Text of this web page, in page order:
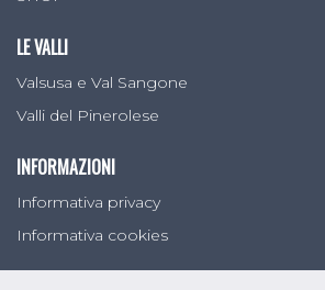
LE VALLI
Valsusa e Val Sangone
Valli del Pinerolese
INFORMAZIONI
Informativa privacy
Informativa cookies